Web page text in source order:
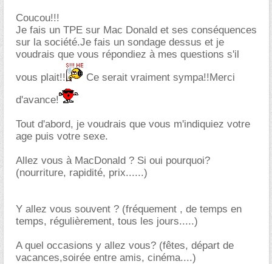
Coucou!!!
Je fais un TPE sur Mac Donald et ses conséquences
sur la société.Je fais un sondage dessus et je
voudrais que vous répondiez à mes questions s'il
vous plait!!
Ce serait vraiment sympa!!Merci
d'avance!
Tout d'abord, je voudrais que vous m'indiquiez votre
age puis votre sexe.
Allez vous à MacDonald ? Si oui pourquoi?
(nourriture, rapidité, prix......)
Y allez vous souvent ? (fréquement , de temps en
temps, régulièrement, tous les jours.....)
A quel occasions y allez vous? (fêtes, départ de
vacances,soirée entre amis, cinéma....)